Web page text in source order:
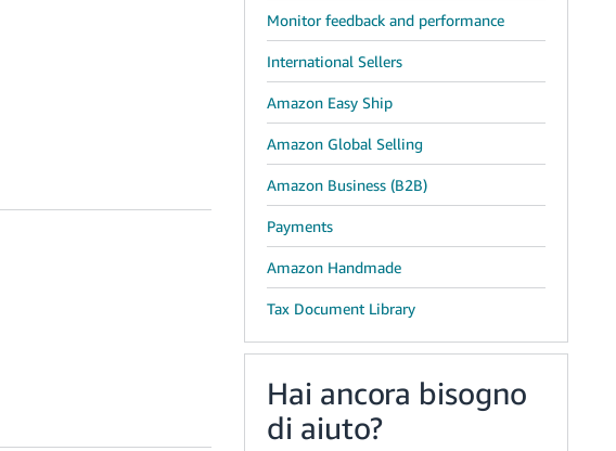
Monitor feedback and performance
International Sellers
Amazon Easy Ship
Amazon Global Selling
Amazon Business (B2B)
Payments
Amazon Handmade
Tax Document Library
Hai ancora bisogno
di aiuto?